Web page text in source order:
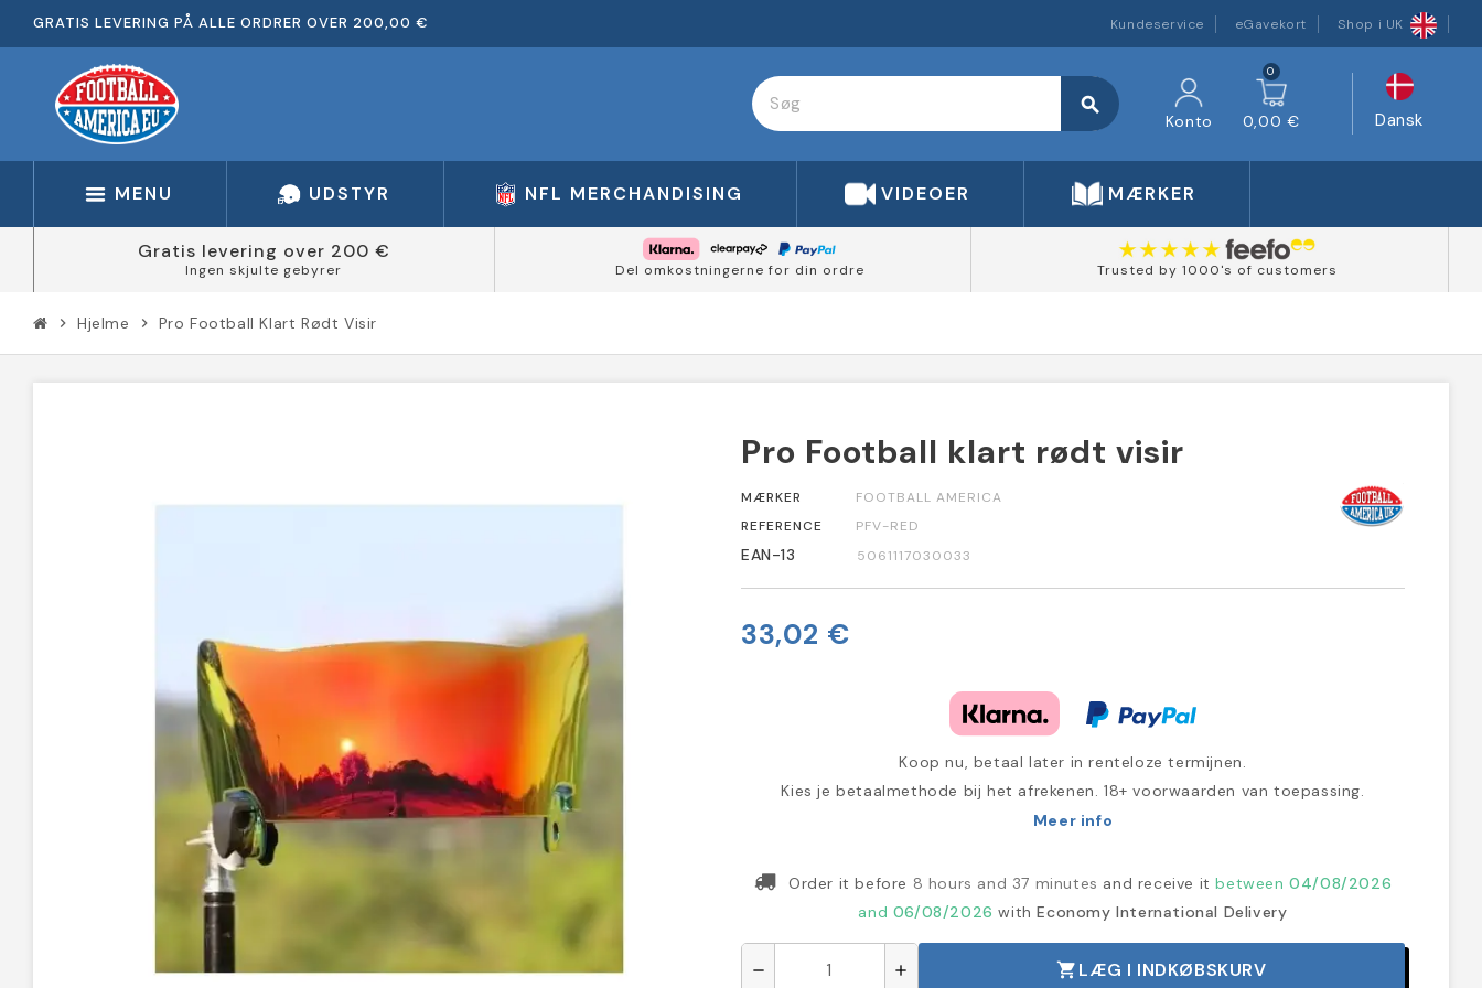
GRATIS LEVERING PÅ ALLE ORDRER OVER 200,00 € Kundeservice eGavekort Shop i UK
search
Konto
0
0,00 € Dansk
MENU UDSTYR NFL MERCHANDISING VIDEOER MÆRKER
Gratis levering over 200 €
Ingen skjulte gebyrer Del omkostningerne for din ordre Trusted by 1000's of customers
chevron_right Hjelme chevron_right Pro Football Klart Rødt Visir
Pro Football klart rødt visir
MÆRKER
FOOTBALL AMERICA
REFERENCE
PFV-RED
EAN-13 5061117030033
33,02 €
Koop nu, betaal later in renteloze termijnen.
Kies je betaalmethode bij het afrekenen. 18+ voorwaarden van toepassing.
Meer info
Order it before 8 hours and 37 minutes and receive itbetween04/08/2026
and 06/08/2026 withEconomy International Delivery
remove add shopping_cart LÆG I INDKØBSKURV